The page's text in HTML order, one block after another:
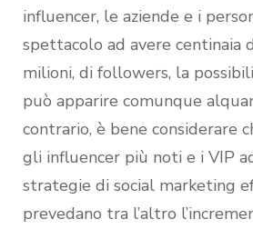
influencer, le aziende e i
spettacolo ad avere centinaia
milioni, di followers, la
può apparire comunque
contrario, è bene considerare
gli influencer più noti e i VIP
strategie di social marketing
prevedano tra l’altro